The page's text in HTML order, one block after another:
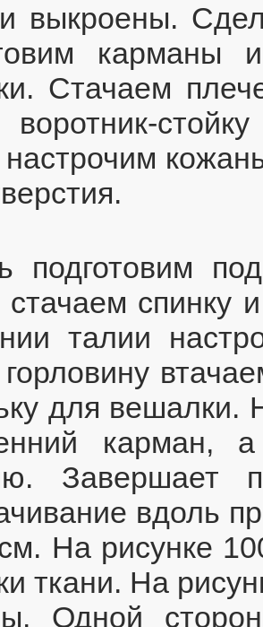
выкроены.
карманы
Стачаем
воротник-
подготовим
спинку
талии
для вешалки.
Завершает
вдоль
На рисунке
ткани. На
Одной